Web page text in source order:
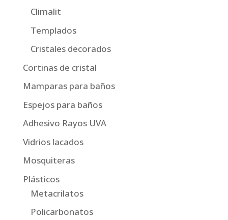
Climalit
Templados
Cristales decorados
Cortinas de cristal
Mamparas para baños
Espejos para baños
Adhesivo Rayos UVA
Vidrios lacados
Mosquiteras
Plásticos
Metacrilatos
Policarbonatos